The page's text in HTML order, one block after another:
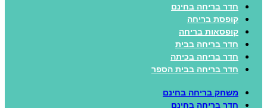
חדר בריחה בחינם
קופסת בריחה
קופסאות בריחה
חדר בריחה בבית
חדר בריחה בכיתה
חדר בריחה בבית הספר
משחק בריחה בחינם
חדר בריחה בחינם